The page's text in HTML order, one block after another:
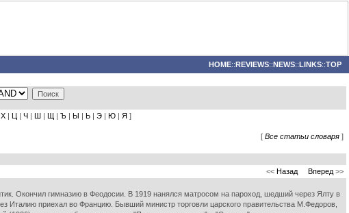
HOME::REVIEWS::NEWS::LINKS::TOP
Х | Ц | Ч | Ш | Щ | Ъ | Ы | Ь | Э | Ю | Я ]
[ Все статьи словаря ]
<< Назад Вперед >>
Окончил гимназию в Феодосии. В 1919 нанялся матросом на пароход, шедший через Ялту в
Италию приехал во Францию. Бывший министр торговли царского правительства М.Федоров,